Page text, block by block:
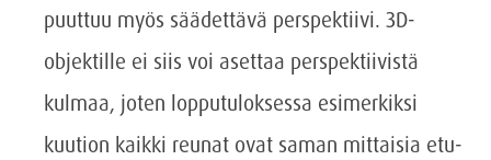
puuttuu myös säädettävä perspektiivi. 3D-
objektille ei siis voi asettaa perspektiivistä
kulmaa, joten lopputuloksessa esimerkiksi
kuution kaikki reunat ovat saman mittaisia etu-